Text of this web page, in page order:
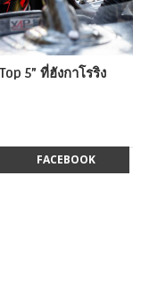
5” ที่ฮังกาโรริง
FACEBOOK